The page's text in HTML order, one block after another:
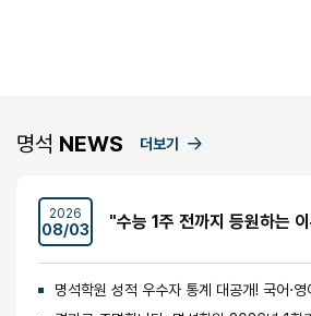
명석 NEWS 더보기
2026
08/03